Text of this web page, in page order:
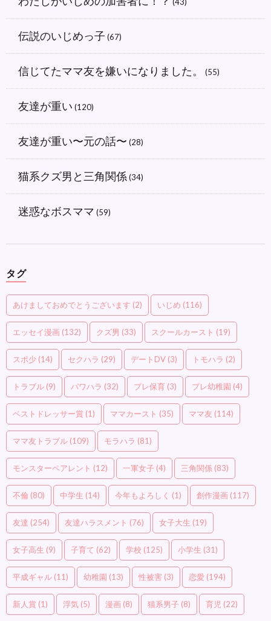
伝説のいじめっ子 (67)
信じてたママ友を嫌いになりました。 (55)
友達が重い (120)
友達が重い〜元の話〜 (28)
猫系クズ男と三角関係 (34)
迷惑なボスママ (59)
タグ
あけましておめでとうございます (2) いじめ (116)
エッセイ漫画 (132) クズ男 (33) スクールカースト (19)
スポ少 (14) セクハラ (29) デートDV (3) トモハラ (2)
トラブル (9) パワハラ (32) プレ保育 (3) プレ幼稚園 (4)
ベストドレッサー賞 (1) ママカースト (35) ママ友 (114)
ママ友トラブル (109) モラハラ (81)
モンスターペアレント (12) 一軍女子 (4) 三角関係 (83)
不倫 (80) 中学生 (14) 今年もよろしく (1) 創作漫画 (117)
友達 (254) 友達ハラスメント (76) 女子大生 (19)
女子高生 (9) 子育て (62) 学校 (125) 小学生 (31)
平成ギャル (11) 幼稚園 (13) 性被害 (3) 恋愛 (194)
新人賞 (1) 浮気 (5) 漫画 (8) 猫系男子 (8) 育児 (22)